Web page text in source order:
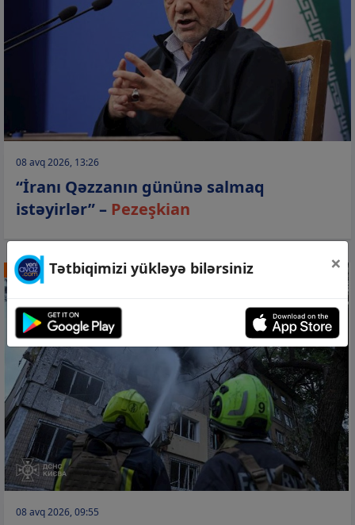
08 avq 2026, 13:26
“İranı Qəzzanın gününə salmaq
istəyirlər” – Pezeşkian
DÜNYA
08 avq 2026, 09:55
Tətbiqimizi yükləyə bilərsiniz ×